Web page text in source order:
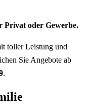
Privat oder Gewerbe.
toller Leistung und
Sie Angebote ab
.